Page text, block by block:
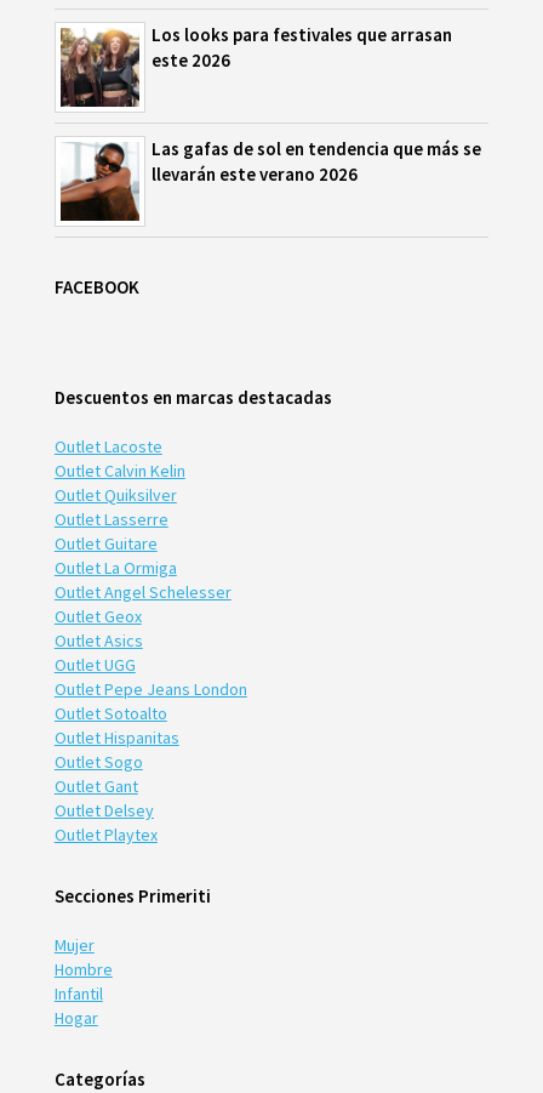
Los looks para festivales que arrasan
este 2026
Las gafas de sol en tendencia que más se
llevarán este verano 2026
FACEBOOK
Descuentos en marcas destacadas
Outlet Lacoste
Outlet Calvin Kelin
Outlet Quiksilver
Outlet Lasserre
Outlet Guitare
Outlet La Ormiga
Outlet Angel Schelesser
Outlet Geox
Outlet Asics
Outlet UGG
Outlet Pepe Jeans London
Outlet Sotoalto
Outlet Hispanitas
Outlet Sogo
Outlet Gant
Outlet Delsey
Outlet Playtex
Secciones Primeriti
Mujer
Hombre
Infantil
Hogar
Categorías